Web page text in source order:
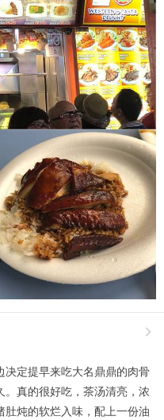

决定提早来吃大名鼎鼎的肉骨
真的很好吃，茶汤清亮，浓
炖的软烂入味，配上一份油